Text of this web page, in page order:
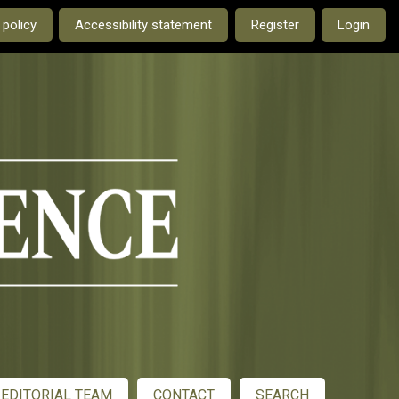
current language is:Accessibility statement Register Login
EDITORIAL TEAM CONTACT SEARCH